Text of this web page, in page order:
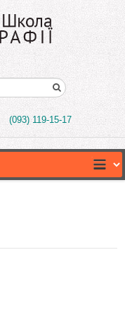
(093) 119-15-17